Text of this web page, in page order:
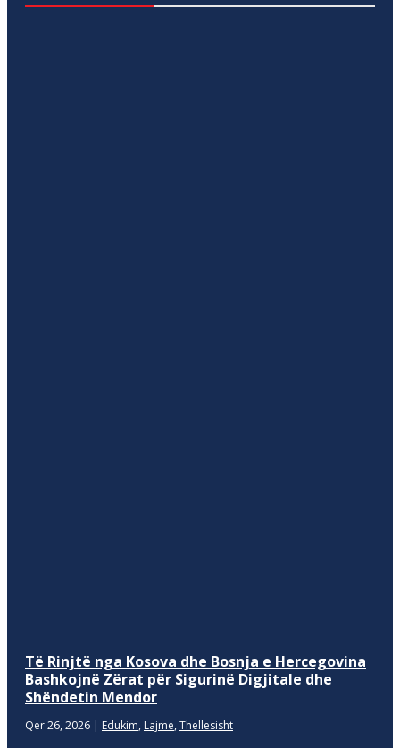
Të Rinjtë nga Kosova dhe Bosnja e Hercegovina
Bashkojnë Zërat për Sigurinë Digjitale dhe
Shëndetin Mendor
Qer 26, 2026 | Edukim, Lajme, Thellesisht